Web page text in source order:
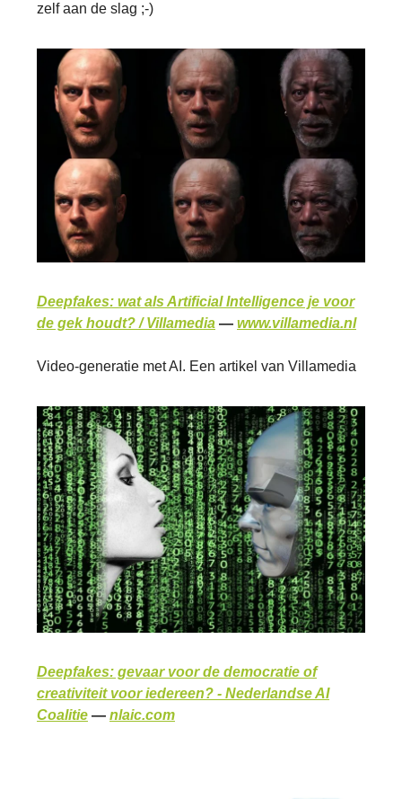
zelf aan de slag ;-)
Deepfakes: wat als Artificial Intelligence je voor
de gek houdt? / Villamedia — www.villamedia.nl
Video-generatie met AI. Een artikel van Villamedia
Deepfakes: gevaar voor de democratie of
creativiteit voor iedereen? - Nederlandse AI
Coalitie — nlaic.com